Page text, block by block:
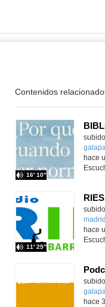
Contenidos
16′ 10″
hace
madrid
11′ 25″
hace
hace